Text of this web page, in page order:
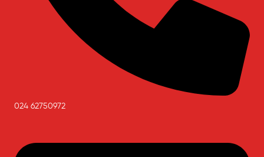
024 62750972